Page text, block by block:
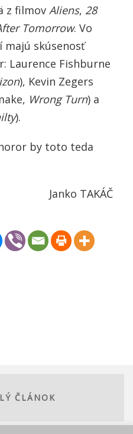
z filmov Aliens, 28
Tomorrow. Vo
skúsenosť
Laurence Fishburne
), Kevin Zegers
Wrong Turn) a
).
by toto teda
Janko TAKÁČ
ČLÁNOK